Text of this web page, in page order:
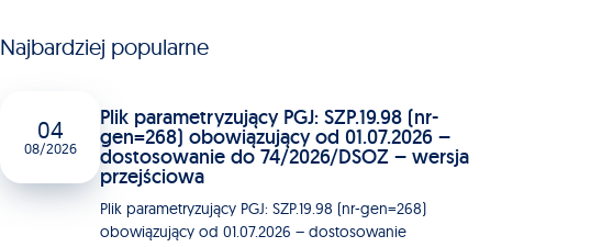
Najbardziej popularne
04
08/2026
Plik parametryzujący PGJ: SZP.19.98 (nr-
gen=268) obowiązujący od 01.07.2026 –
dostosowanie do 74/2026/DSOZ – wersja
przejściowa
Plik parametryzujący PGJ: SZP.19.98 (nr-gen=268)
obowiązujący od 01.07.2026 – dostosowanie